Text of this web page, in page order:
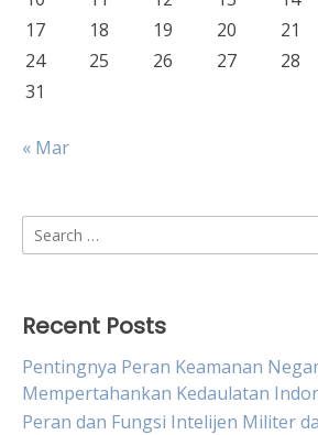
17
18 19 20 21
24
25 26 27 28
31
« Mar
Search
for:
Recent Posts
Pentingnya Peran Keamanan
Mempertahankan Kedaulatan
Peran dan Fungsi Intelijen Militer